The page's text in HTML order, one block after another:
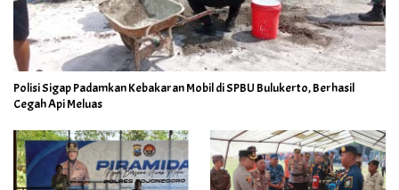
Polisi Sigap Padamkan Kebakaran Mobil di SPBU Bulukerto, Berhasil
Cegah Api Meluas